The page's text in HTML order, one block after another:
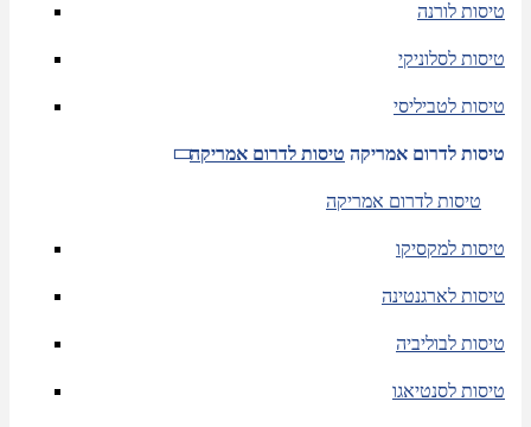
טיסות לורנה
טיסות לסלוניקי
טיסות לטביליסי
טיסות לדרום אמריקה טיסות לדרום אמריקה
טיסות לדרום אמריקה
טיסות למקסיקו
טיסות לארגנטינה
טיסות לבוליביה
טיסות לסנטיאגו